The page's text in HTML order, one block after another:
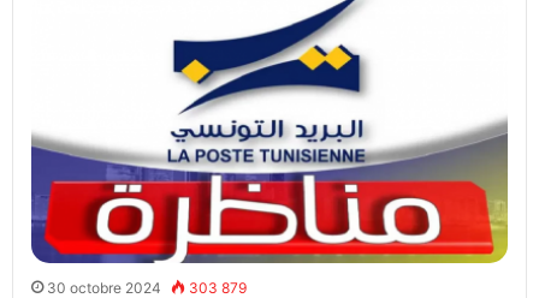
30 octobre 2024 303 879